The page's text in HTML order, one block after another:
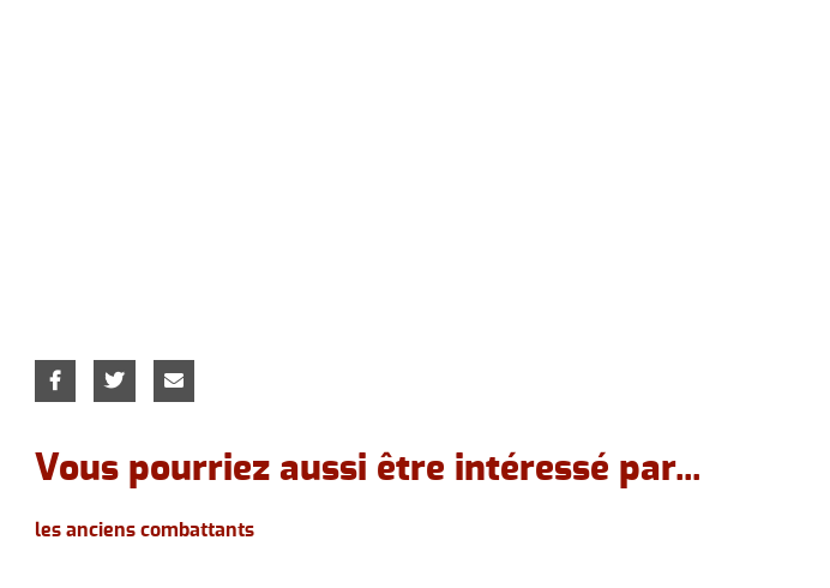
Vous pourriez aussi être intéressé par...
les anciens combattants